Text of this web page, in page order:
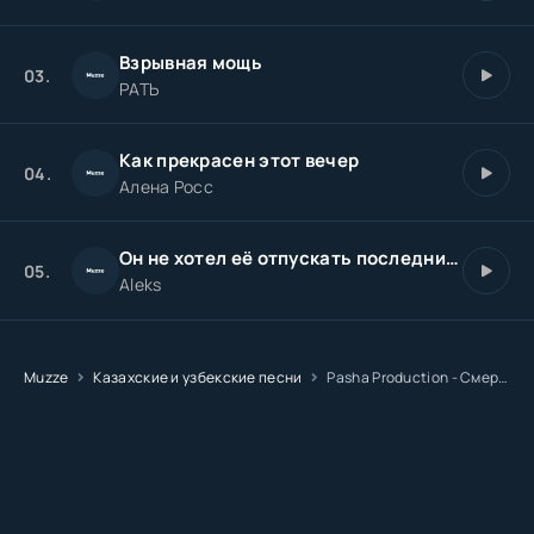
03. Взрывная мощь
РАТЬ
04. Как прекрасен этот вечер
Алена Росс
05. Он не хотел её отпускать последний вечер
Aleks
Muzze Казахские и узбекские песни Pasha Production - Смерть за спиной